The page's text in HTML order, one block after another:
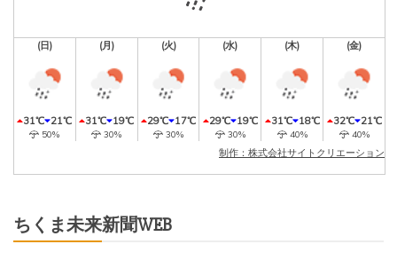
(日)
31℃ 21℃
50%
(月)
31℃ 19℃
30%
(火)
29℃ 17℃
30%
(水)
29℃ 19℃
30%
(木)
31℃ 18℃
40%
(金)
32℃ 21℃
40%
制作：株式会社サイトクリエーション
ちくま未来新聞WEB